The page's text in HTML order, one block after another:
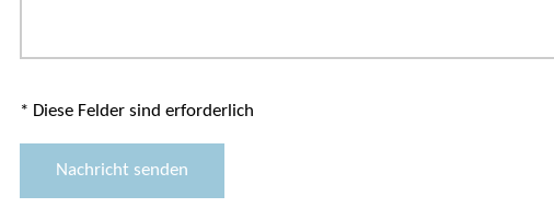
* Diese Felder sind erforderlich
Nachricht senden